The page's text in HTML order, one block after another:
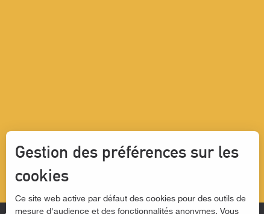
Gestion des préférences sur les
cookies
Ce site web active par défaut des cookies pour des outils de
mesure d'audience et des fonctionnalités anonymes. Vous